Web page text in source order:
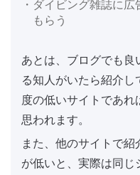
・ダイビング雑誌に
もらう
あとは、ブログでも
る知人がいたら紹介
度の低いサイトであれ
思われます。
また、他のサイトで
が低いと、実際は同